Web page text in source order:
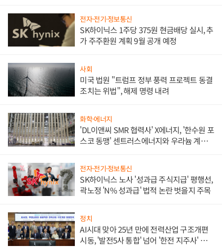
전자·전기·정보통신
SK하이닉스 1주당 375원 현금배당 실시, 추
가 주주환원 계획 9월 공개 예정
사회
미국 법원 "트럼프 정부 풍력 프로젝트 동결
조치는 위법", 해제 명령 내려
화학·에너지
'DL이앤씨 SMR 협력사' X에너지, '한수원 포
스코 동맹' 센트러스에너지와 우라늄 계약
전자·전기·정보통신
SK하이닉스 노사 '성과급 주식지급' 평행선,
곽노정 'N% 성과급' 법적 논란 벗을지 주목
정치
AI시대 맞아 25년 만에 전력산업 구조개편
시동, '발전5사 통합' 넘어 '한전 지주사' 재편